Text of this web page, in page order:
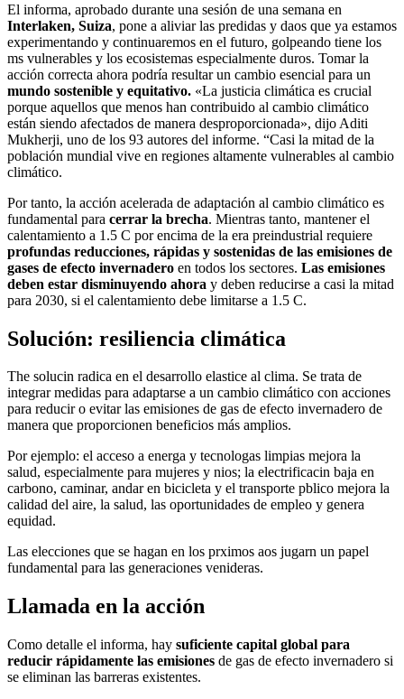
El informa, aprobado durante una sesión de una semana en
Interlaken, Suiza, pone a aliviar las predidas y daos que ya estamos
experimentando y continuaremos en el futuro, golpeando tiene los
ms vulnerables y los ecosistemas especialmente duros. Tomar la
acción correcta ahora podría resultar un cambio esencial para un
mundo sostenible y equitativo. «La justicia climática es crucial
porque aquellos que menos han contribuido al cambio climático
están siendo afectados de manera desproporcionada», dijo Aditi
Mukherji, uno de los 93 autores del informe. “Casi la mitad de la
población mundial vive en regiones altamente vulnerables al cambio
climático.
Por tanto, la acción acelerada de adaptación al cambio climático es
fundamental para cerrar la brecha. Mientras tanto, mantener el
calentamiento a 1.5 C por encima de la era preindustrial requiere
profundas reducciones, rápidas y sostenidas de las emisiones de
gases de efecto invernadero en todos los sectores. Las emisiones
deben estar disminuyendo ahora y deben reducirse a casi la mitad
para 2030, si el calentamiento debe limitarse a 1.5 C.
Solución: resiliencia climática
The solucin radica en el desarrollo elastice al clima. Se trata de
integrar medidas para adaptarse a un cambio climático con acciones
para reducir o evitar las emisiones de gas de efecto invernadero de
manera que proporcionen beneficios más amplios.
Por ejemplo: el acceso a energa y tecnologas limpias mejora la
salud, especialmente para mujeres y nios; la electrificacin baja en
carbono, caminar, andar en bicicleta y el transporte pblico mejora la
calidad del aire, la salud, las oportunidades de empleo y genera
equidad.
Las elecciones que se hagan en los prximos aos jugarn un papel
fundamental para las generaciones venideras.
Llamada en la acción
Como detalle el informa, hay suficiente capital global para
reducir rápidamente las emisiones de gas de efecto invernadero si
se eliminan las barreras existentes.